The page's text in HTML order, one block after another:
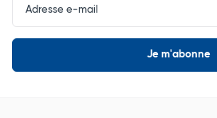
Newsletter